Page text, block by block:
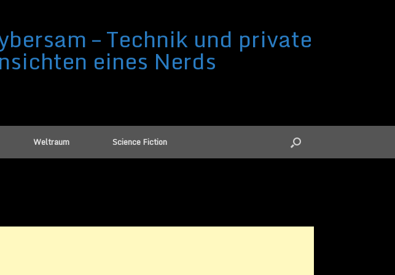
– Technik und private
eines Nerds
Weltraum Science Fiction